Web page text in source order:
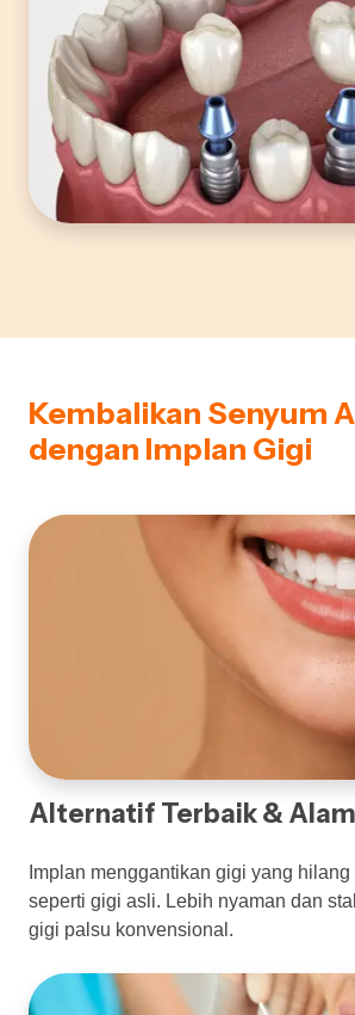
Kembalikan Senyum
dengan Implan Gigi
Alternatif Terbaik &
Implan menggantikan gigi yang
seperti gigi asli. Lebih nyaman dan
gigi palsu konvensional.